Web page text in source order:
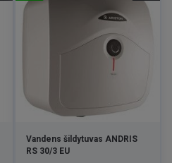
Vandens šildytuvas ANDRIS
RS 30/3 EU